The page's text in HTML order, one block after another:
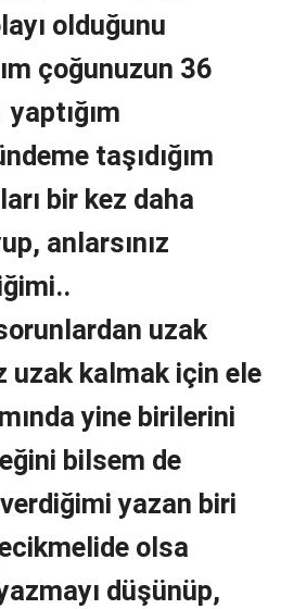
olduğunu
çoğunuzun 36
taşıdığım
bir kez daha
anlarsınız
uzak
uzak kalmak için ele
yine birilerini
bilsem de
yazan biri
olsa
düşünüp,